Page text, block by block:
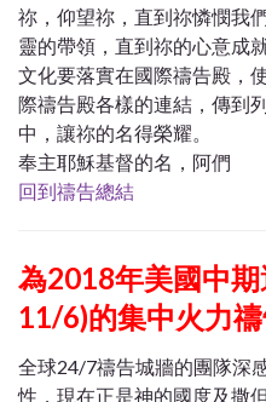
祢，仰望祢，直到祢憐憫我
靈的帶領，直到祢的心意成
文化要落實在國際禱告殿，
際禱告殿各樣的連結，傳到
中，讓祢的名得榮耀。
奉主耶穌基督的名，阿們
回到禱告總結
為2018年美國中
11/6)的集中火力
全球24/7禱告城牆的團隊深
性，現在正是神的國度及撒